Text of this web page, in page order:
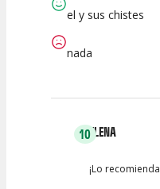
Espectáculo
el y sus chistes
nada
10ELENA
¡Lo